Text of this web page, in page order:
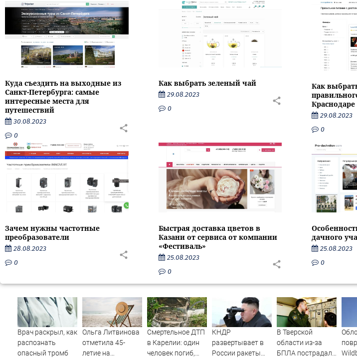
Куда съездить на выходные из
Санкт-Петербурга: самые
интересные места для
путешествий
30.08.2023
0
Как выбрать зеленый чай
29.08.2023
0
Как
Краснодаре
29.08.2023
0
Зачем нужны частотные
преобразователи
28.08.2023
0
Быстрая доставка цветов в
Казани от сервиса от компании
«Фестиваль»
25.08.2023
0
дачного
25.08.2023
0
Врач раскрыл, как
распознать
опасный тромб
Ольга Литвинова
отметила 45-
летие на
Смертельное ДТП
в Карелии: один
человек погиб,
КНДР
развертывает в
России ракеты
В Тверской
области из-за
БПЛА пострадал